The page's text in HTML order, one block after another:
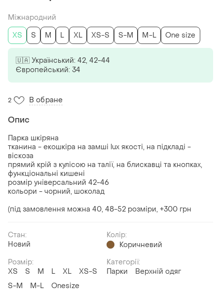
Міжнародний
ХS
S M L XL XS-S S-M M-L One size
🇺🇦 Український: 42, 42-44
Європейський: 34
2 В обране
Опис
Парка шкіряна
тканина - екошкіра на замші lux якості, на підкладі -
віскоза
прямий крій з кулісою на талії, на блискавці та кнопках,
функціональні кишені
розмір універсальний 42-46
кольори - чорний, шоколад
(під замовлення можна 40, 48-52 розміри, +300 грн
Стан:
Новий
Колір:
Коричневий
Розмір:
ХS
S M L XL
XS-S
S-M
M-L Onesize
Категорії:
Парки
Верхній одяг